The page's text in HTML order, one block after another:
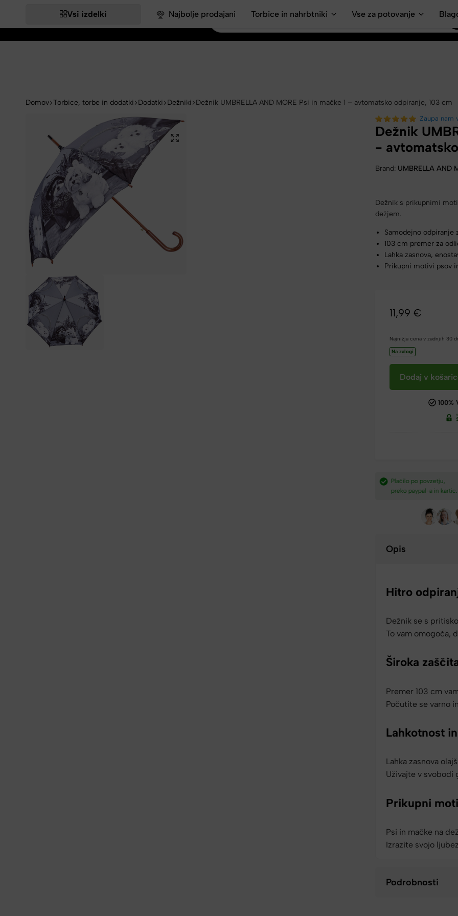
Vsi izdelki Najbolje prodajani Torbice in nahrbtniki Vse za potovanje
Domov Torbice, torbe in dodatki Dodatki Dežniki Dežnik UMBRELLA AND MORE Psi in mačke 1 – avtomatsko odpiranje, 103 cm
Zaupa
Dežnik
-
Brand: UMBRELLA AND
Dežnik s prikupnimi
dežjem.
Samodejno odpiranje
103 cm premer za
Lahka zasnova,
Prikupni motivi psov
11,99€
Najnižja cena v zadnjih 30
Na zalogi
Dodaj v
100%
Hitra dostava iz
v 2-4 dneh.​
Opis
Hitro
Dežnik se s
To vam omogoča,
Široka
Premer 103 cm
Počutite se varno
Lahkotnost
Lahka zasnova
Uživajte v svobodi
Prikupni
Psi in mačke na
Izrazite svojo
Podrobnosti